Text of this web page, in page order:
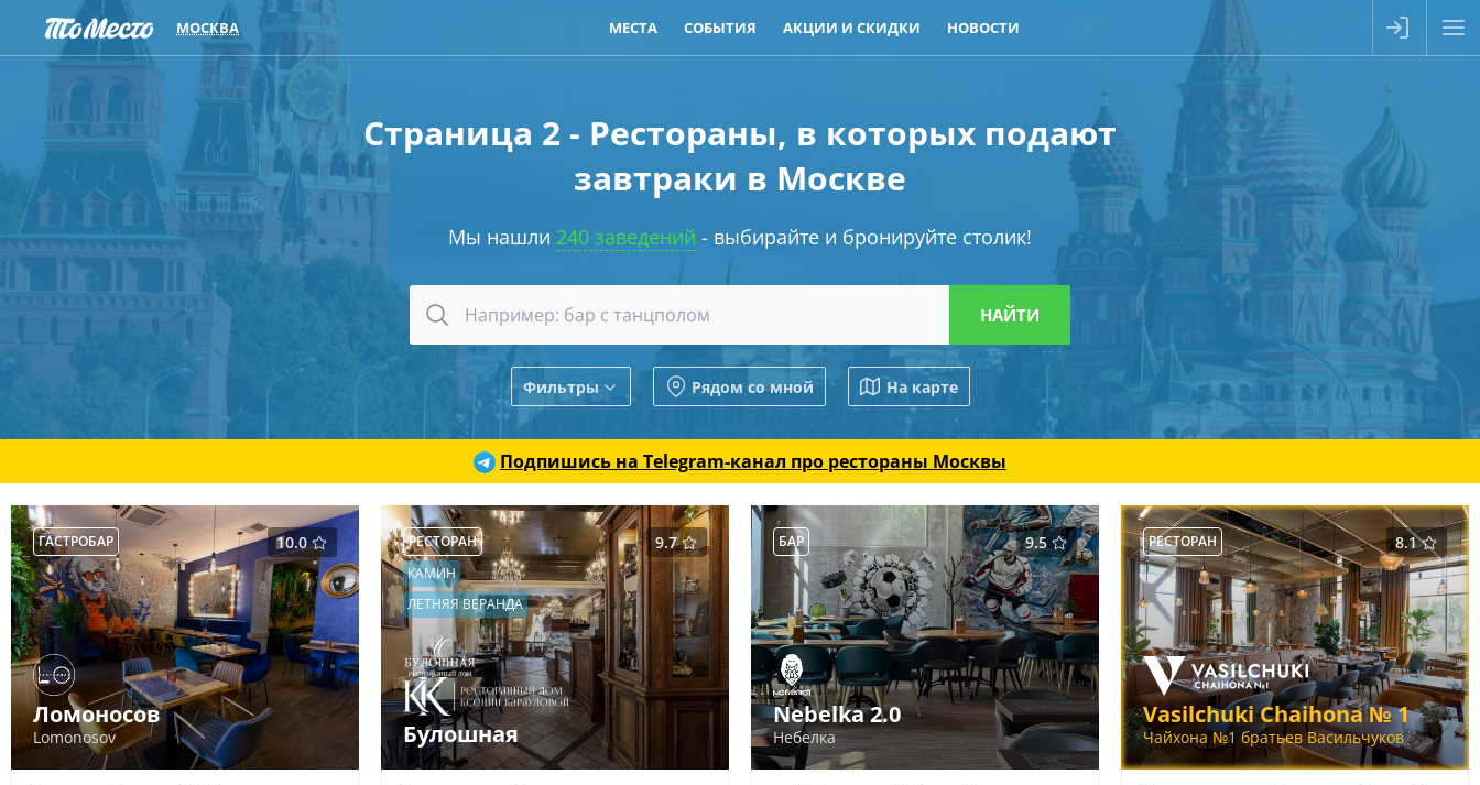
МОСКВА МЕСТА СОБЫТИЯ АКЦИИ И СКИДКИ НОВОСТИ
Страница 2 - Рестораны, в которых подают
завтраки в Москве
Мы нашли 240 заведений - выбирайте и бронируйте столик!
Фильтры Рядом со мной На карте
Подпишись на Telegram-канал про рестораны Москвы
10.0
ГАСТРОБАР
Ломоносов
Lomonosov
9.7
РЕСТОРАН
КАМИН
ЛЕТНЯЯ ВЕРАНДА
Булошная
9.5
БАР
Nebelka 2.0
Небелка
8.1
РЕСТОРАН
Vasilchuki Chaihona № 1
Чайхона №1 братьев Васильчуков